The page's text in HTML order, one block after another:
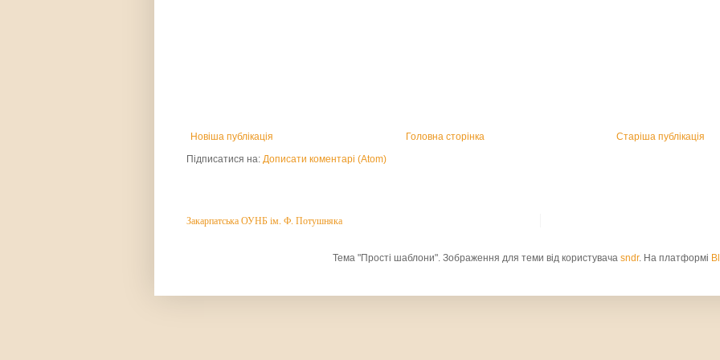
Новіша публікація Старіша публікація
Головна сторінка
Підписатися на: Дописати коментарі (Atom)
Закарпатська ОУНБ ім. Ф. Потушняка
Тема "Прості шаблони". Зображення для теми від користувача sndr. На платформі